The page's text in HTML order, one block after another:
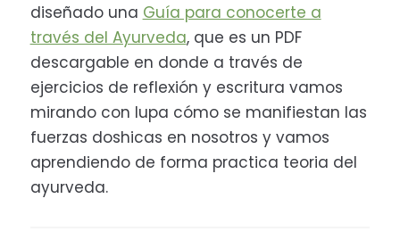
diseñado una Guía para conocerte a
través del Ayurveda, que es un PDF
descargable en donde a través de
ejercicios de reflexión y escritura vamos
mirando con lupa cómo se manifiestan las
fuerzas doshicas en nosotros y vamos
aprendiendo de forma practica teoria del
ayurveda.